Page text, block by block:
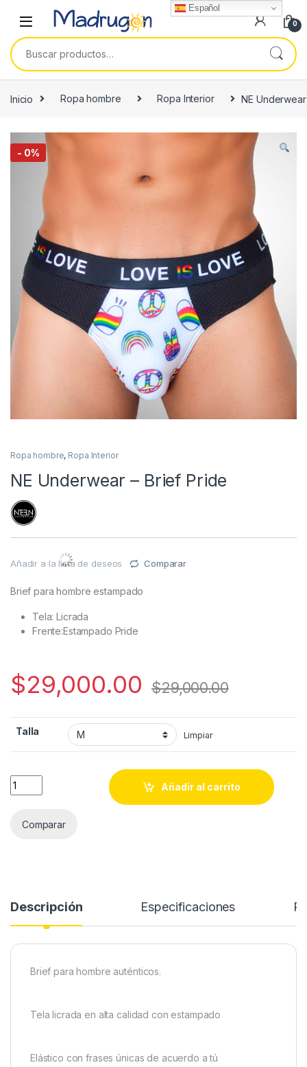
0
Buscar por:
Inicio Ropa hombre Ropa Interior NE
- 0%
Ropa hombre, Ropa Interior
NE Underwear – Brief Pride
Añadir a la lista de deseos Comparar
Brief para hombre estampado
Tela: Licrada
Frente:Estampado Pride
$29,000.00 $29,000.00
Talla Limpiar
Quantity
Añadir al carrito
Comparar
Descripción Especificaciones
Brief para hombre auténticos.
Tela licrada en alta calidad con estampado
Elástico con frases únicas de acuerdo a tú
Español